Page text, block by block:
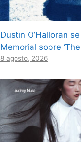
Dustin O’Halloran
Memorial sobre
8 agosto, 2026